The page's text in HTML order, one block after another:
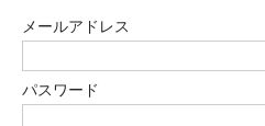
メールアドレス
パスワード